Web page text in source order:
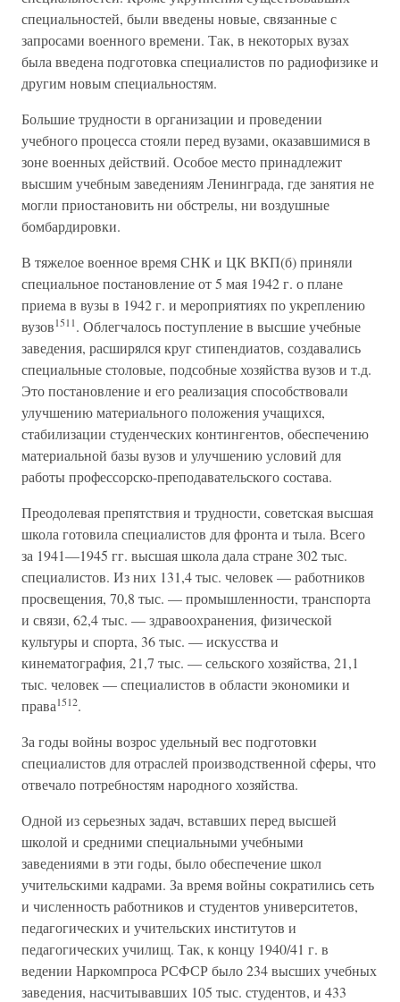
специальностей, были введены новые, связанные с
запросами военного времени. Так, в некоторых вузах
была введена подготовка специалистов по радиофизике и
другим новым специальностям.
Большие трудности в организации и проведении
учебного процесса стояли перед вузами, оказавшимися в
зоне военных действий. Особое место принадлежит
высшим учебным заведениям Ленинграда, где занятия не
могли приостановить ни обстрелы, ни воздушные
бомбардировки.
В тяжелое военное время СНК и ЦК ВКП(б) приняли
специальное постановление от 5 мая 1942 г. о плане
приема в вузы в 1942 г. и мероприятиях по укреплению
вузов1511. Облегчалось поступление в высшие учебные
заведения, расширялся круг стипендиатов, создавались
специальные столовые, подсобные хозяйства вузов и т.д.
Это постановление и его реализация способствовали
улучшению материального положения учащихся,
стабилизации студенческих контингентов, обеспечению
материальной базы вузов и улучшению условий для
работы профессорско-преподавательского состава.
Преодолевая препятствия и трудности, советская высшая
школа готовила специалистов для фронта и тыла. Всего
за 1941—1945 гг. высшая школа дала стране 302 тыс.
специалистов. Из них 131,4 тыс. человек — работников
просвещения, 70,8 тыс. — промышленности, транспорта
и связи, 62,4 тыс. — здравоохранения, физической
культуры и спорта, 36 тыс. — искусства и
кинематография, 21,7 тыс. — сельского хозяйства, 21,1
тыс. человек — специалистов в области экономики и
права1512.
За годы войны возрос удельный вес подготовки
специалистов для отраслей производственной сферы, что
отвечало потребностям народного хозяйства.
Одной из серьезных задач, вставших перед высшей
школой и средними специальными учебными
заведениями в эти годы, было обеспечение школ
учительскими кадрами. За время войны сократились сеть
и численность работников и студентов университетов,
педагогических и учительских институтов и
педагогических училищ. Так, к концу 1940/41 г. в
ведении Наркомпроса РСФСР было 234 высших учебных
заведения, насчитывавших 105 тыс. студентов, и 433